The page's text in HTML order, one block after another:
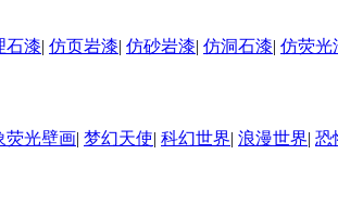
石漆| 仿页岩漆| 仿砂岩漆| 仿洞石漆| 仿荧光
荧光壁画| 梦幻天使| 科幻世界| 浪漫世界| 恐